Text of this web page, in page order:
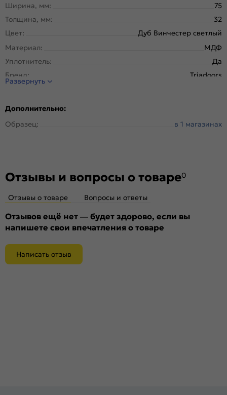
Ширина, мм:
75
Толщина, мм:
32
Цвет:
Дуб Винчестер светлый
Материал:
МДФ
Уплотнитель:
Да
Бренд:
Triadoors
Развернуть
Дополнительно:
Образец:
в 1 магазинах
Отзывы и вопросы о товаре0
Отзывы о товаре Вопросы и ответы
Отзывов ещё нет — будет здорово, если вы
напишете свои впечатления о товаре
Написать отзыв